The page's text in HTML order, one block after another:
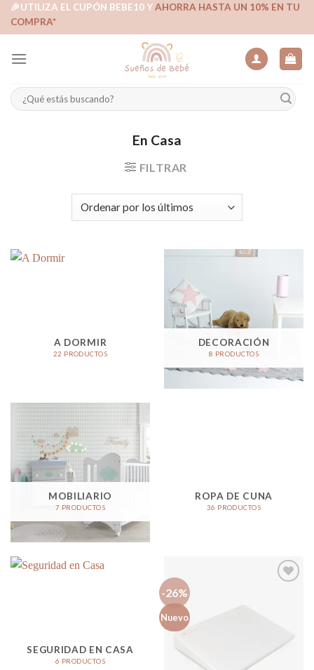
Skip🎉UTILIZA EL CUPÓN BEBE10 YAHORRA HASTA UN 10% EN TU
COMPRA*
Buscar
por:
En Casa
FILTRAR
A DORMIR
22 PRODUCTOS
DECORACIÓN
8 PRODUCTOS
MOBILIARIO
7 PRODUCTOS
ROPA DE CUNA
36 PRODUCTOS
SEGURIDAD EN CASA
6 PRODUCTOS
-26%
Nuevo
deseos